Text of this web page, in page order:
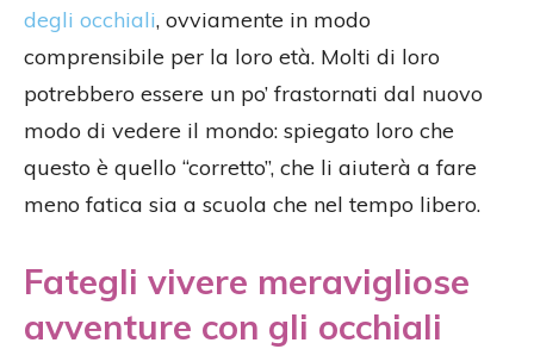
degli occhiali, ovviamente in modo
comprensibile per la loro età. Molti di loro
potrebbero essere un po’ frastornati dal nuovo
modo di vedere il mondo: spiegato loro che
questo è quello “corretto”, che li aiuterà a fare
meno fatica sia a scuola che nel tempo libero.
Fategli vivere meravigliose
avventure con gli occhiali